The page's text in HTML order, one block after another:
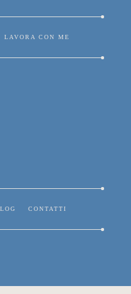
LAVORA CON ME
CONTATTI